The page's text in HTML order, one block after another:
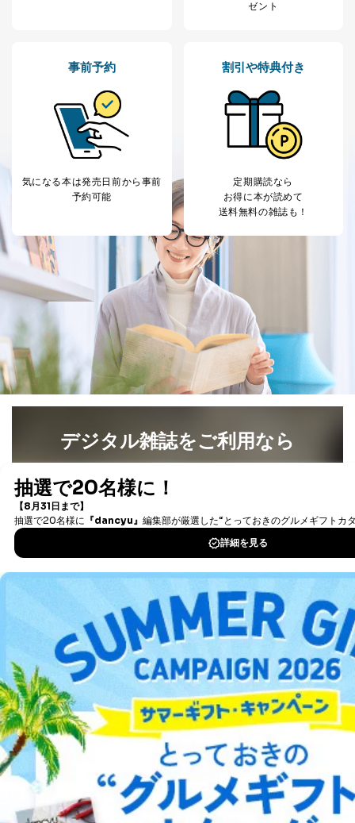
人情報
当社カスタマーQ＆
Aサービス利用者
カスタマーQ＆Aサイトの投稿内容
ｅメール等によるカスタマーQ＆A
サイトのサービス内容のご案内の
ｅメール等による商品、サービ
るご案内のため
採用応募者の方の
採用選考、ご連絡のため
5
人事、総務などの雇用管理等のた
め
パートナー（提携
企業）からの委託
により当社の
定期購読サービス
等をご利用の方の
個人情報
購入商品配送のため
提携企業及びお客様がご購入され
た商品の発売元企業からのｅメー
ル等による商品、
サービス、キャンペーン等の広告
に関するご案内のため
SNS公式アカウン
当社のサービス利用状況の把握お
よびその分析のため
お問い合わせ対応、トラブル対
処、オペレーター教育など応対品
ー等にて公表する利用目的達成の
※上記の利用目的のうちNo.1～5については保有個人デ
ータ（開示対象個人情報）の利用目的であり、下記4.の
開示等のご請求に対応させていただきます。
なお、6、7については、パートナー（提携企業）様又は
各SNS運営会社様にご請求いただきますようお願い致し
３．個人情報の第三者提供について
当社は、取得した個人情報を適切に管理し､あらかじめ
本人の同意を得ることなく第三者に提供することはあり
ません。ただし、次の場合は除きます。
法令に基づく場合
人の生命､身体または財産の保護のために必要がある
場合であって、本人の同意を得ることが困難であると
き。
公衆衛生の向上または児童の健全な育成の推進のため
に特に必要がある場合であって、本人の同意を得るこ
とが困難である場合。
国の機関もしくは地方公共団体またはその委託を受け
た者が法令の定める事務を遂行することに対して協力
する必要がある場合であって、本人の同意を得ること
により当該事務の遂行に支障を及ぼすおそれがあると
ゼント
事前予約
気になる本は発売日前から事前
予約可能
割引や特典付き
定期購読なら
お得に本が読めて
送料無料の雑誌も！
デジタル雑誌をご利用なら
書籍）が無料で読み放題！
DOWNLOAD FOR IOS
DOWNLOAD FOR ANDROID
ご利用方法はこちら
総合案内
アフィリエイト 採用情報
プレスリリース お問い合わせ
利用規約プライバシーポリシー 特定商取引法に基づく表示 出版社の皆様へ